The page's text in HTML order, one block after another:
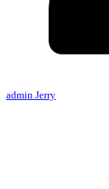
admin Jerry